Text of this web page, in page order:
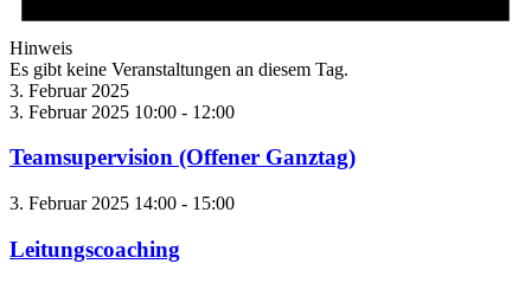
Hinweis
Es gibt keine Veranstaltungen an diesem Tag.
3. Februar 2025
3. Februar 2025 10:00 - 12:00
Teamsupervision (Offener Ganztag)
3. Februar 2025 14:00 - 15:00
Leitungscoaching